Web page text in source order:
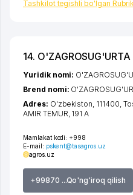
Tashkilot tegishli bo'lgan
14.
Mamlakat kodi: +998
E-mail: pskent@tasagros.uz
agros.uz
+99870 ...Qo'ng'iroq qilish
Yuridik nomi:
Brend nomi:
Adres: O'zbekiston, 111400,
AMIR TEMUR , 191 А